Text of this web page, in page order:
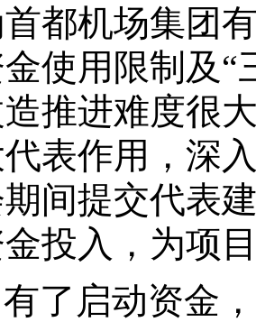
都机场集团
使用限制及“
推进难度很
表作用，深
间提交代表
投入，为项
了启动资金